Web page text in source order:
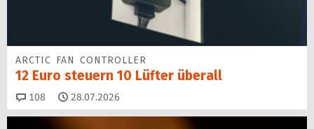
ARCTIC FAN CONTROLLER
12 Euro steuern 10 Lüfter überall
108 Kommentare
28.07.2026